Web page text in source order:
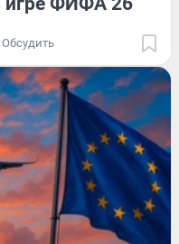
Обсудить